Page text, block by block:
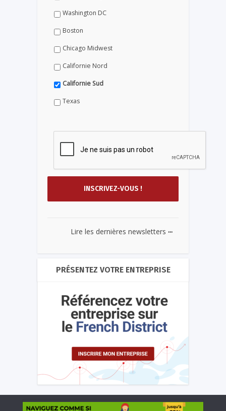
Washington DC
Boston
Chicago Midwest
Californie Nord
Californie Sud
Texas
Lire les dernières newsletters ...
PRÉSENTEZ VOTRE ENTREPRISE